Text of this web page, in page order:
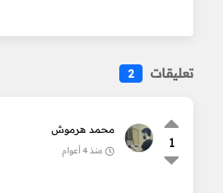
تعليقات 2
1
محمد هرموش
منذ 4 أعوام